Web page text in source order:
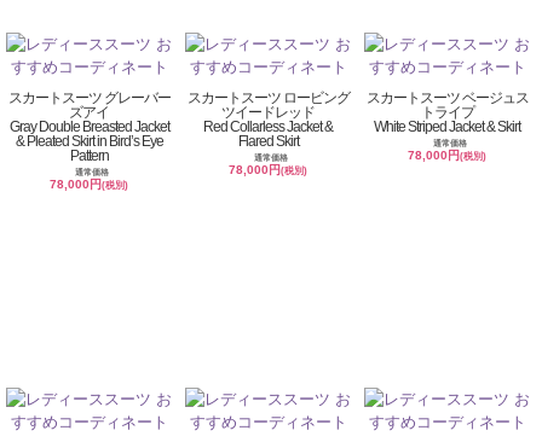
スカートスーツ グレーバー
ズアイ
Gray Double Breasted Jacket
& Pleated Skirt in Bird’s Eye
Pattern
通常価格
78,000円(税別)
スカートスーツ ロービング
ツイードレッド
Red Collarless Jacket &
Flared Skirt
通常価格
78,000円(税別)
スカートスーツ ベージュス
トライプ
White Striped Jacket & Skirt
通常価格
78,000円(税別)